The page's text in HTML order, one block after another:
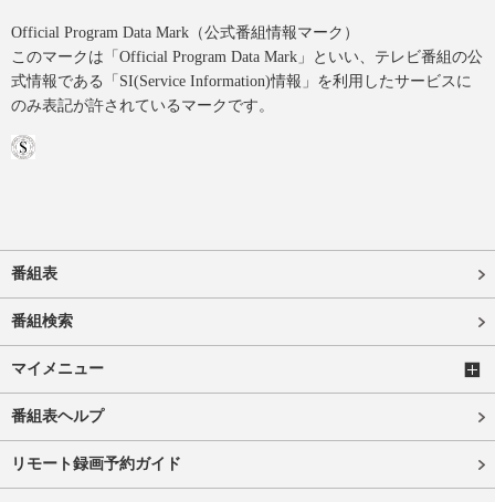
Official Program Data Mark（公式番組情報マーク）
このマークは「Official Program Data Mark」といい、テレビ番組の公
式情報である「SI(Service Information)情報」を利用したサービスに
のみ表記が許されているマークです。
番組表
番組検索
マイメニュー
番組表ヘルプ
リモート録画予約ガイド